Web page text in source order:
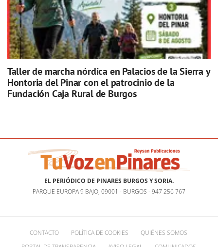
Taller de marcha nórdica en Palacios de la Sierra y
Hontoria del Pinar con el patrocinio de la
Fundación Caja Rural de Burgos
EL PERIÓDICO DE PINARES BURGOS Y SORIA.
PARQUE EUROPA 9 BAJO, 09001 - BURGOS - 947 256 767
CONTACTO POLÍTICA DE COOKIES
QUIÉNES SOMOS